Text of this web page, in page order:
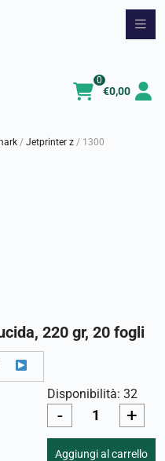
€0,00
0
/ jetprinter z / 1300
220 gr, 20 fogli
Disponibilità: 32
- +
Aggiungi al carrello